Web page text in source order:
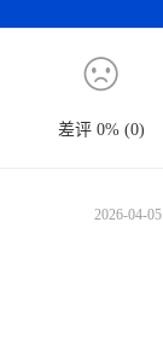
差评 0% (0)
2026-04-05